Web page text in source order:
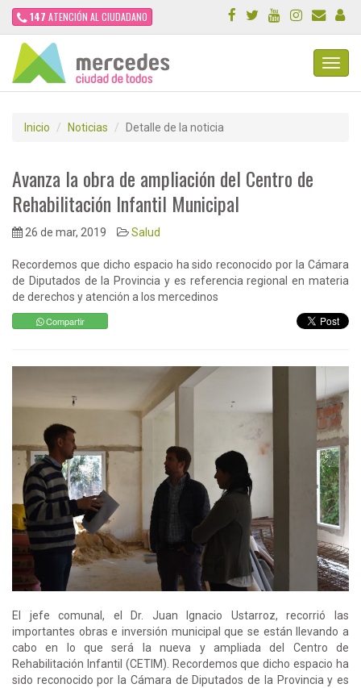
147 ATENCIÓN AL CIUDADANO
Inicio Noticias Detalle de la noticia
Avanza la obra de ampliación del Centro de
Rehabilitación Infantil Municipal
26 de mar, 2019 Salud
Recordemos que dicho espacio ha sido reconocido por la Cámara
de Diputados de la Provincia y es referencia regional en materia
de derechos y atención a los mercedinos
Compartir
El jefe comunal, el Dr. Juan Ignacio Ustarroz, recorrió las
importantes obras e inversión municipal que se están llevando a
cabo en lo que será la nueva y ampliada del Centro de
Rehabilitación Infantil (CETIM). Recordemos que dicho espacio ha
sido reconocido por la Cámara de Diputados de la Provincia y es